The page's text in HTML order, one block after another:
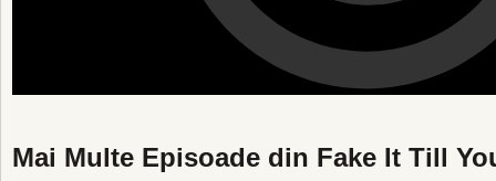
Mai Multe Episoade din Fake It Till